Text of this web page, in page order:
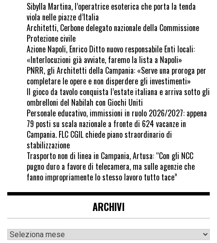
Sibylla Martina, l’operatrice esoterica che porta la tenda
viola nelle piazze d’Italia
Architetti, Cerbone delegato nazionale della Commissione
Protezione civile
Azione Napoli, Enrico Ditto nuovo responsabile Enti locali:
«Interlocuzioni già avviate, faremo la lista a Napoli»
PNRR, gli Architetti della Campania: «Serve una proroga per
completare le opere e non disperdere gli investimenti»
Il gioco da tavolo conquista l’estate italiana e arriva sotto gli
ombrelloni del Nabilah con Giochi Uniti
Personale educativo, immissioni in ruolo 2026/2027: appena
79 posti su scala nazionale a fronte di 624 vacanze in
Campania. FLC CGIL chiede piano straordinario di
stabilizzazione
Trasporto non di linea in Campania, Artusa: “Con gli NCC
pugno duro a favore di telecamera, ma sulle agenzie che
fanno impropriamente lo stesso lavoro tutto tace”
ARCHIVI